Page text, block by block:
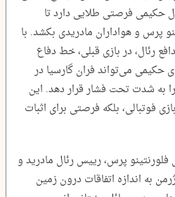
حکیمی فرصتی طلایی دارد تا
پرس و هواداران مادریدی بکشد. با
رئال، در بازی قبلی، خط دفاع
حکیمی می‌تواند فران گارسیا در
شدت تحت فشار قرار دهد. این
فوتبالی، بلکه فرصتی برای اثبات
پرس، رییس رئال مادرید و
به اندازه اتفاقات درون زمین